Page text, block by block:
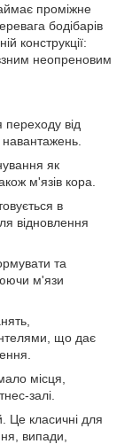
проміжне
бодібарів
конструкції:
неопреновим
переходу від
як
м'язів кора.
в
відновлення
та
м'язи
що дає
місця,
залі.
Це класичні для
випади,